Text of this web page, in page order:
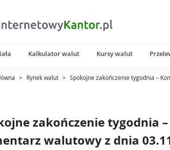
Kalkulator walut Kursy walut
> Rynek walut > Spokojne zakończenie tygodnia –
zakończenie tygodnia –
walutowy z dnia